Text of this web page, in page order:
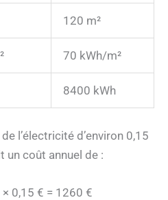
120 m²
70 kWh/m²
8400 kWh
l’électricité d’environ 0,15
un coût annuel de :
0,15 € = 1260 €